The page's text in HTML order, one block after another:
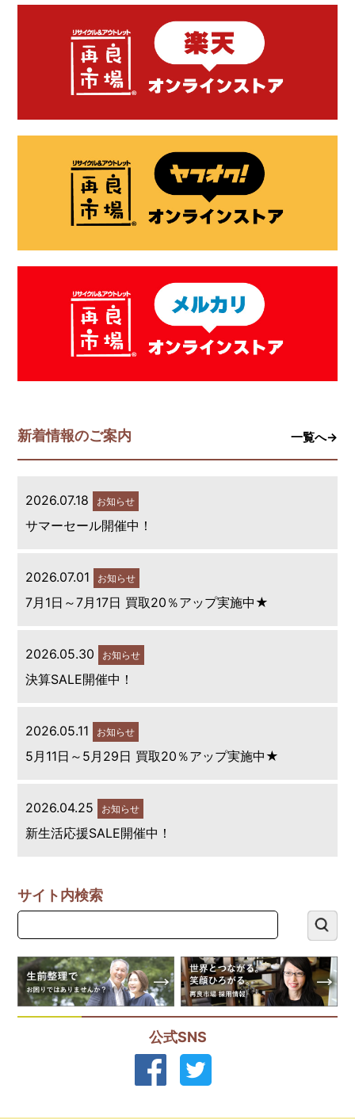
新着情報のご案内 一覧へ→
2026.07.18 お知らせ
サマーセール開催中！
2026.07.01 お知らせ
7月1日～7月17日 買取20％アップ実施中★
2026.05.30 お知らせ
決算SALE開催中！
2026.05.11 お知らせ
5月11日～5月29日 買取20％アップ実施中★
2026.04.25 お知らせ
新生活応援SALE開催中！
サイト内検索
公式SNS